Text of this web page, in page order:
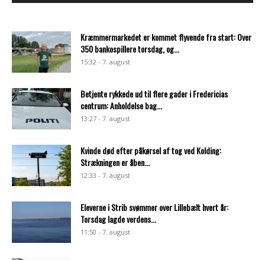
Kræmmermarkedet er kommet flyvende fra start: Over
350 bankospillere torsdag, og...
15:32 - 7. august
Betjente rykkede ud til flere gader i Fredericias
centrum: Anholdelse bag...
13:27 - 7. august
Kvinde død efter påkørsel af tog ved Kolding:
Strækningen er åben...
12:33 - 7. august
Eleverne i Strib svømmer over Lillebælt hvert år:
Torsdag lagde verdens...
11:50 - 7. august